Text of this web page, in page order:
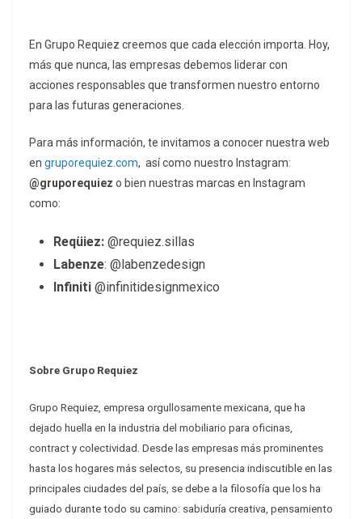
En Grupo Requiez creemos que cada elección importa. Hoy,
más que nunca, las empresas debemos liderar con
acciones responsables que transformen nuestro entorno
para las futuras generaciones.
Para más información, te invitamos a conocer nuestra web
en gruporequiez.com, así como nuestro Instagram:
@gruporequiez o bien nuestras marcas en Instagram
como:
Reqüiez: @requiez.sillas
Labenze: @labenzedesign
Infiniti @infinitidesignmexico
Sobre Grupo Requiez
Grupo Requiez, empresa orgullosamente mexicana, que ha
dejado huella en la industria del mobiliario para oficinas,
contract y colectividad. Desde las empresas más prominentes
hasta los hogares más selectos, su presencia indiscutible en las
principales ciudades del país, se debe a la filosofía que los ha
guiado durante todo su camino: sabiduría creativa, pensamiento